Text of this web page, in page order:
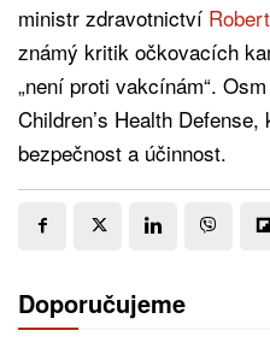
ministr zdravotnictví
známý kritik očkovacích
„není proti vakcínám“.
Children’s Health
bezpečnost a účinnost.
Doporučujeme